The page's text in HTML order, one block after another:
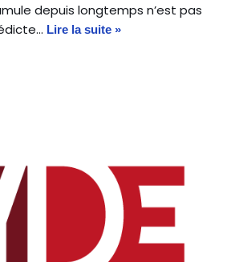
depuis longtemps n’est pas
Lire la suite »